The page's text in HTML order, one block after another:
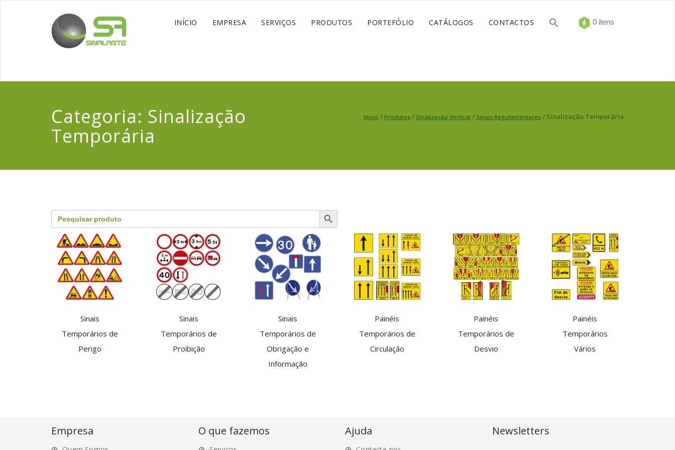
INÍCIO EMPRESA SERVIÇOS PRODUTOS PORTEFÓLIO CATÁLOGOS CONTACTOS 0 itens
Categoria: Sinalização
Temporária
Início / Produtos / Sinalização Vertical / Sinais Regulamentares / Sinalização Temporária
Search
for:
Search Button
Sinais
Temporários de
Perigo
Sinais
Temporários de
Proibição
Sinais
Temporários de
Obrigação e
Informação
Painéis
Temporários de
Circulação
Painéis
Temporários de
Desvio
Painéis
Temporários
Vários
Empresa O que fazemos Ajuda Newsletters